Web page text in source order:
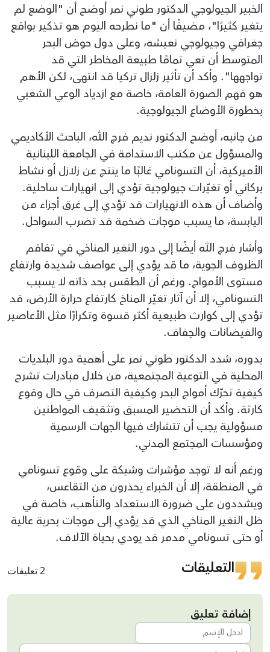
الخبير الجيولوجي الدكتور طوني نمر أوضح أن "الوضع لم
يتغير كثيرًا"، مضيفًا أن "ما نطرحه اليوم هو تذكير بواقع
جغرافي وجيولوجي نعيشه، وعلى دول حوض البحر
المتوسط أن تعي تمامًا طبيعة المخاطر التي قد
تواجهها". وأكد أن تأثير زلزال تركيا قد انتهى، لكن الأهم
هو فهم الصورة العامة، خاصة مع ازدياد الوعي الشعبي
بخطورة الأوضاع الجيولوجية.
من جانبه، أوضح الدكتور نديم فرج الله، الباحث الأكاديمي
والمسؤول عن مكتب الاستدامة في الجامعة اللبنانية
الأميركية، أن التسونامي غالبًا ما ينتج عن زلازل أو نشاط
بركاني أو تغيّرات جيولوجية تؤدي إلى انهيارات ساحلية.
وأضاف أن هذه الانهيارات قد تؤدي إلى غرق أجزاء من
اليابسة، ما يسبب موجات ضخمة قد تضرب السواحل.
وأشار فرج الله أيضًا إلى دور التغير المناخي في تفاقم
الظروف الجوية، ما قد يؤدي إلى عواصف شديدة وارتفاع
مستوى الأمواج. ورغم أن الطقس بحد ذاته لا يسبب
التسونامي، إلا أن آثار تغيّر المناخ كارتفاع حرارة الأرض، قد
تؤدي إلى كوارث طبيعية أكثر قسوة وتكرارًا مثل الأعاصير
والفيضانات والجفاف.
بدوره، شدد الدكتور طوني نمر على أهمية دور البلديات
المحلية في التوعية المجتمعية، من خلال مبادرات تشرح
كيفية تحرّك أمواج البحر وكيفية التصرف في حال وقوع
كارثة. وأكد أن التحضير المسبق وتثقيف المواطنين
مسؤولية يجب أن تتشارك فيها الجهات الرسمية
ومؤسسات المجتمع المدني.
ورغم أنه لا توجد مؤشرات وشيكة على وقوع تسونامي
في المنطقة، إلا أن الخبراء يحذرون من التقاعس،
ويشددون على ضرورة الاستعداد والتأهب، خاصة في
ظل التغير المناخي الذي قد يؤدي إلى موجات بحرية عالية
أو حتى تسونامي مدمر قد يودي بحياة الآلاف.
التعليقات 2 تعليقات
إضافة تعليق